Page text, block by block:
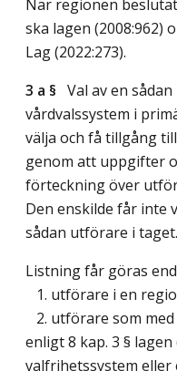
När regionen
ska lagen (2008:962)
Lag (2022:273).
3 a § Val av en
vårdvalssystem i
välja och få tillgång
genom att uppgifter
förteckning över
Den enskilde får inte
sådan utförare i taget.
Listning får göras
1. utförare i en
2. utförare som
enligt 8 kap. 3 § lagen
valfrihetssystem